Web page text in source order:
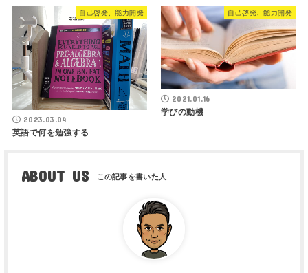
自己啓発、能力開発
2023.03.04
英語で何を勉強する
自己啓発、能力開発
2021.01.16
学びの動機
ABOUT US